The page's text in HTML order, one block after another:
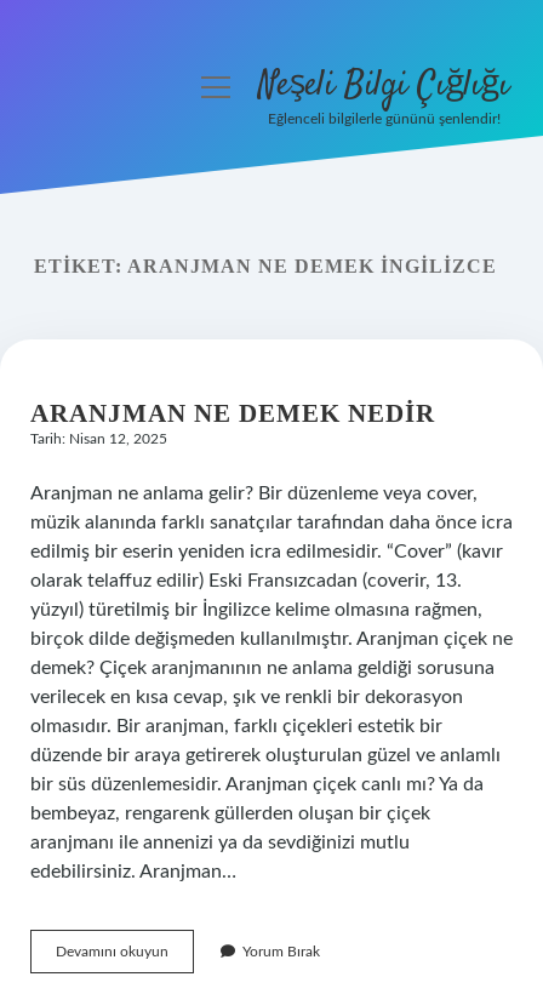
Yasal Uyarı
menüyüNeşeli Bilgi Çığlığı
Eğlenceli bilgilerle gününü şenlendir!
ETIKET: ARANJMAN NE DEMEK INGILIZCE
ARANJMAN NE DEMEK NEDIR
Tarih: Nisan 12, 2025
Aranjman ne anlama gelir? Bir düzenleme veya cover,
müzik alanında farklı sanatçılar tarafından daha önce icra
edilmiş bir eserin yeniden icra edilmesidir. “Cover” (kavır
olarak telaffuz edilir) Eski Fransızcadan (coverir, 13.
yüzyıl) türetilmiş bir İngilizce kelime olmasına rağmen,
birçok dilde değişmeden kullanılmıştır. Aranjman çiçek ne
demek? Çiçek aranjmanının ne anlama geldiği sorusuna
verilecek en kısa cevap, şık ve renkli bir dekorasyon
olmasıdır. Bir aranjman, farklı çiçekleri estetik bir
düzende bir araya getirerek oluşturulan güzel ve anlamlı
bir süs düzenlemesidir. Aranjman çiçek canlı mı? Ya da
bembeyaz, rengarenk güllerden oluşan bir çiçek
aranjmanı ile annenizi ya da sevdiğinizi mutlu
edebilirsiniz. Aranjman…
Devamını okuyun Aranjman
Ne
Yorum Bırak